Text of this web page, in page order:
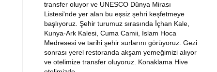
transfer oluyor ve UNESCO Dünya Mirası
Listesi'nde yer alan bu eşsiz şehri keşfetmeye
başlıyoruz. Şehir turumuz sırasında İçhan Kale,
Kunya-Ark Kalesi, Cuma Camii, İslam Hoca
Medresesi ve tarihi şehir surlarını görüyoruz. Gezi
sonrası yerel restoranda akşam yemeğimizi alıyor
ve otelimize transfer oluyoruz. Konaklama Hive